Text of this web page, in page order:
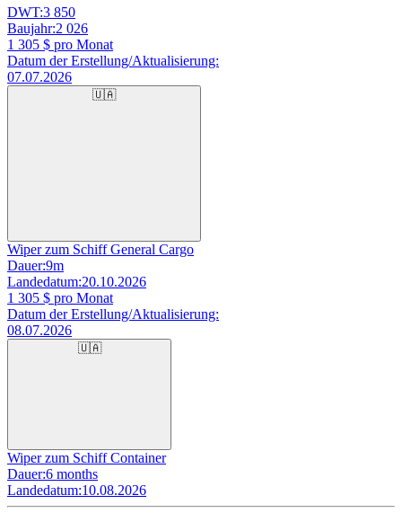
DWT:3 850
Baujahr:2 026
1 305 $ pro Monat
Datum der Erstellung/Aktualisierung:
07.07.2026
🇺🇦
Wiper zum Schiff General Cargo
Dauer:9m
Landedatum:20.10.2026
1 305 $ pro Monat
Datum der Erstellung/Aktualisierung:
08.07.2026
🇺🇦
Wiper zum Schiff Container
Dauer:6 months
Landedatum:10.08.2026